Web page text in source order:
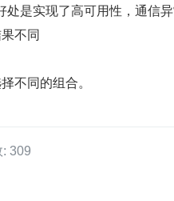
是实现了高可用性，通信
不同
不同的组合。
: 309